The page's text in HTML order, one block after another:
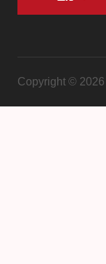
Copyright ©